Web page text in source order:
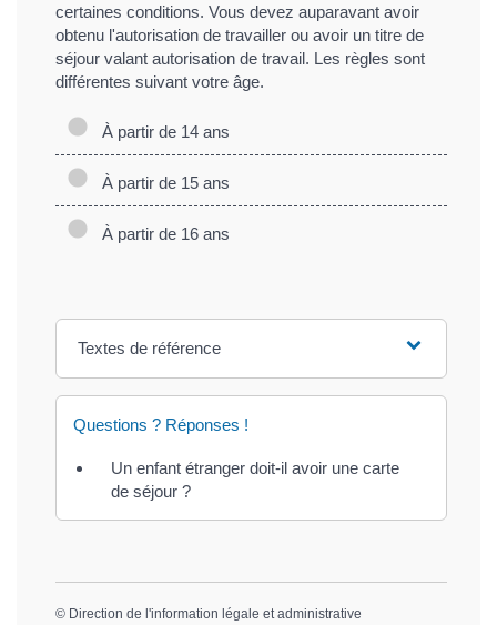
certaines conditions. Vous devez auparavant avoir
obtenu l'autorisation de travailler ou avoir un titre de
séjour valant autorisation de travail. Les règles sont
différentes suivant votre âge.
À partir de 14 ans
À partir de 15 ans
À partir de 16 ans
Textes de référence
Questions ? Réponses !
Un enfant étranger doit-il avoir une carte
de séjour ?
© Direction de l'information légale et administrative